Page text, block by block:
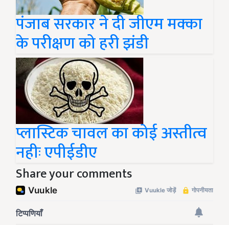
पंजाब सरकार ने दी जीएम मक्का
के परीक्षण को हरी झंडी
प्लास्टिक चावल का कोई अस्तीत्व
नहीः एपीईडीए
Share your comments